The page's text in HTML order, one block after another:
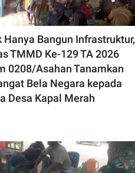
Hanya Bangun Infrastruktur,
TMMD Ke-129 TA 2026
0208/Asahan Tanamkan
Bela Negara kepada
Desa Kapal Merah